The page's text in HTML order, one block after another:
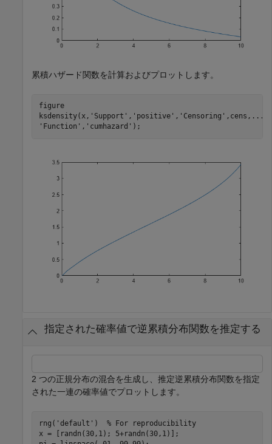
累積ハザード関数を計算およびプロットします。
figure
ksdensity(x, 'Support' , 'positive' , 'Censoring' ,cens, ...
'Function' , 'cumhazard' );
指定された確率値で逆累積分布関数を推定する
2 つの正規分布の混合を生成し、推定逆累積分布関数を指定
された一連の確率値でプロットします。
rng( 'default' ) % For reproducibility
x = [randn(30,1); 5+randn(30,1)];